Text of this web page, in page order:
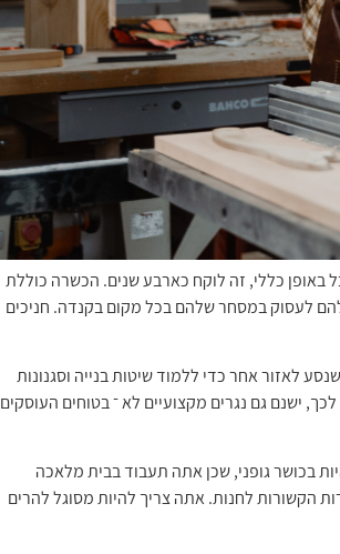
באופן כללי, זה לוקח כארבע שנים. הכשרה כוללת
לעסוק במסחר שלהם בכל מקום בקנדה. חניכים
למשל, במאה ה ־ 16 התייחס המונח ”יומן” לאדם שנסע לאזור אחר כדי ללמוד שיטות בנייה וסגנונות
ישנם גם נגרים מקצועיים לא ־ בטוחים העוסקים
בכושר גופני, שכן אתה תעבוד בבית מלאכה
הקשורות לחנות. אתה צריך להיות מסוגל להרים